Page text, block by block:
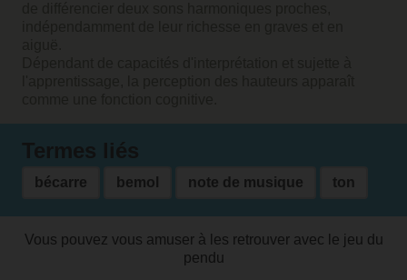
bécarre bemol note de musique ton
Vous pouvez vous amuser à les retrouver avec le jeu du
pendu